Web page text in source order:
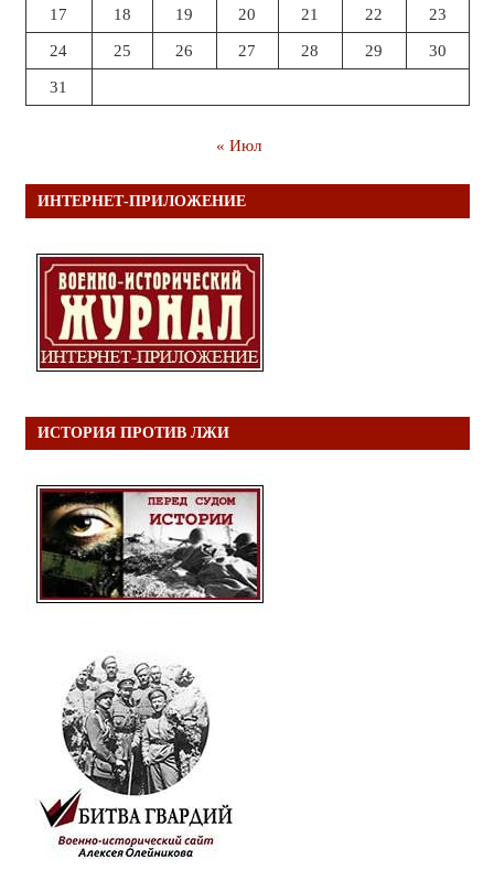
17 18 19 20 21 22 23
24 25 26 27 28 29 30
31
« Июл
ИНТЕРНЕТ-ПРИЛОЖЕНИЕ
ИСТОРИЯ ПРОТИВ ЛЖИ